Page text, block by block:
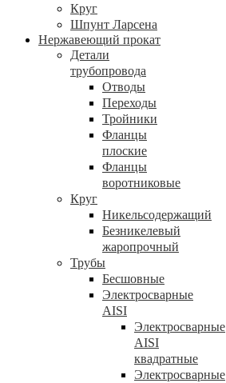
Круг
Шпунт Ларсена
Нержавеющий прокат
Детали
трубопровода
Отводы
Переходы
Тройники
Фланцы
плоские
Фланцы
воротниковые
Круг
Никельсодержащий
Безникелевый
жаропрочный
Трубы
Бесшовные
Электросварные
AISI
Электросварные
AISI
квадратные
Электросварные